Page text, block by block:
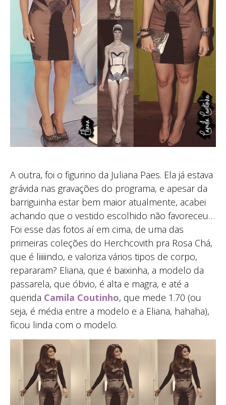
A outra, foi o figurino da Juliana Paes. Ela já estava
grávida nas gravações do programa, e apesar da
barriguinha estar bem maior atualmente, acabei
achando que o vestido escolhido não favoreceu…
Foi esse das fotos aí em cima, de uma das
primeiras coleções do Herchcovith pra Rosa Chá,
que é liiiiindo, e valoriza vários tipos de corpo,
repararam? Eliana, que é baixinha, a modelo da
passarela, que óbvio, é alta e magra, e até a
querida Camila Coutinho, que mede 1.70 (ou
seja, é média entre a modelo e a Eliana, hahaha),
ficou linda com o modelo.